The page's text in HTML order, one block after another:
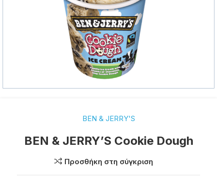
BEN & JERRY'S
BEN & JERRY’S Cookie Dough
Προσθήκη στη σύγκριση